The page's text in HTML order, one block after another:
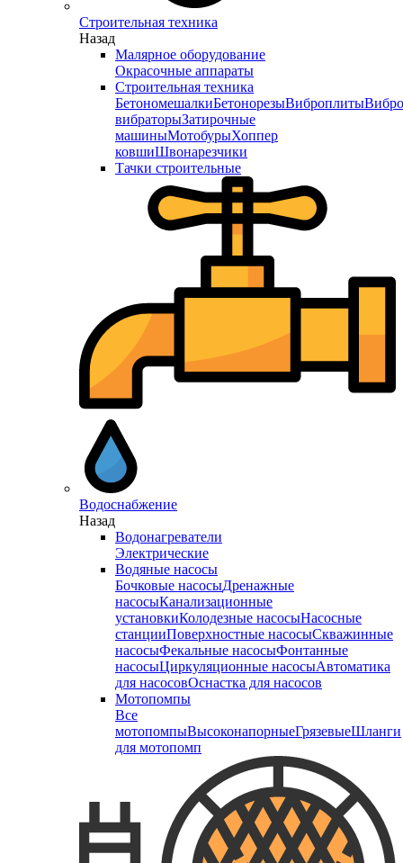
Строительная техника
Назад
Малярное оборудование
Окрасочные аппараты
Строительная техника
БетономешалкиБетонорезыВиброплиты
вибраторыЗатирочные
машиныМотобурыХоппер
ковшиШвонарезчики
Тачки строительные
Водоснабжение
Назад
Водонагреватели
Электрические
Водяные насосы
Бочковые насосыДренажные
насосыКанализационные
установкиКолодезные насосыНасосные
станцииПоверхностные насосыСкважинные
насосыФекальные насосыФонтанные
насосыЦиркуляционные насосыАвтоматика
для насосовОснастка для насосов
Мотопомпы
Все
мотопомпыВысоконапорныеГрязевыеШланги
для мотопомп